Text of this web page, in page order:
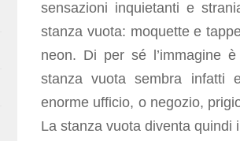
sensazioni inquietanti e
stanza vuota: moquette e
neon. Di per sé l’immagine
stanza vuota sembra infatti
enorme ufficio, o negozio,
La stanza vuota diventa quindi